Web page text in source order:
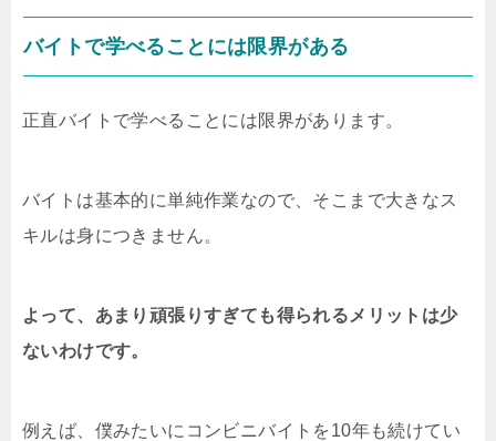
バイトで学べることには限界がある
正直バイトで学べることには限界があります。
バイトは基本的に単純作業なので、そこまで大きなス
キルは身につきません。
よって、あまり頑張りすぎても得られるメリットは少
ないわけです。
例えば、僕みたいにコンビニバイトを10年も続けてい